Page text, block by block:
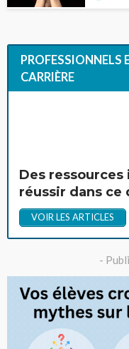
PROFESSIONNELS
CARRIÈRE
Des
réussir dans ce
VOIR LES ARTICLES
-